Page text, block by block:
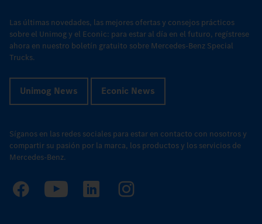
Las últimas novedades, las mejores ofertas y consejos prácticos
sobre el Unimog y el Econic: para estar al día en el futuro, regístrese
ahora en nuestro boletín gratuito sobre Mercedes-Benz Special
Trucks.
Unimog News Econic News
Síganos en las redes sociales para estar en contacto con nosotros y
compartir su pasión por la marca, los productos y los servicios de
Mercedes-Benz.